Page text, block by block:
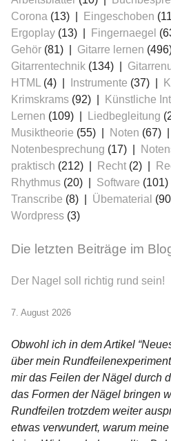
Corona (13) Eingeschoben
Ergoplay (13) Fingernaegel
Gehör (81) Gitarre lernen
Gitarrentechnik (134)
HTML(4) Instrumente (37)
Krimskrams (92) Künstliche
Lernen (109) Liedbegleitung
Musiktheorie (55) Noten (67)
Notenbesprechung (17)
praktisch (212) Recht(2)
Rhythmus (20) Software (101)
Transcribe (8) Übematerial
Wordpress (3)
Die letzten Beiträge im
Der Nagel soll richtig rund sein!
7. August 2026
Obwohl ich in dem Artikel
über mein
mir das Feilen der Nägel durch
das Formen der Nägel bringen
Rundfeilen trotzdem weiter
etwas verwundert, warum